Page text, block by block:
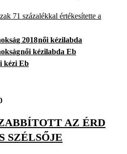
71 százalékkal értékesítette a
2018női kézilabda
női kézilabda Eb
kézi Eb
AZ ÉRD
SZÉLSŐJE